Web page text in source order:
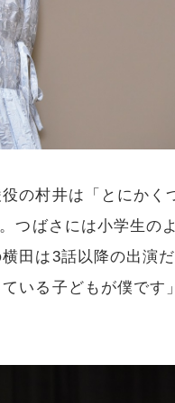
の村井は「とにかく
つばさには小学生の
田は3話以降の出演
いる子どもが僕です